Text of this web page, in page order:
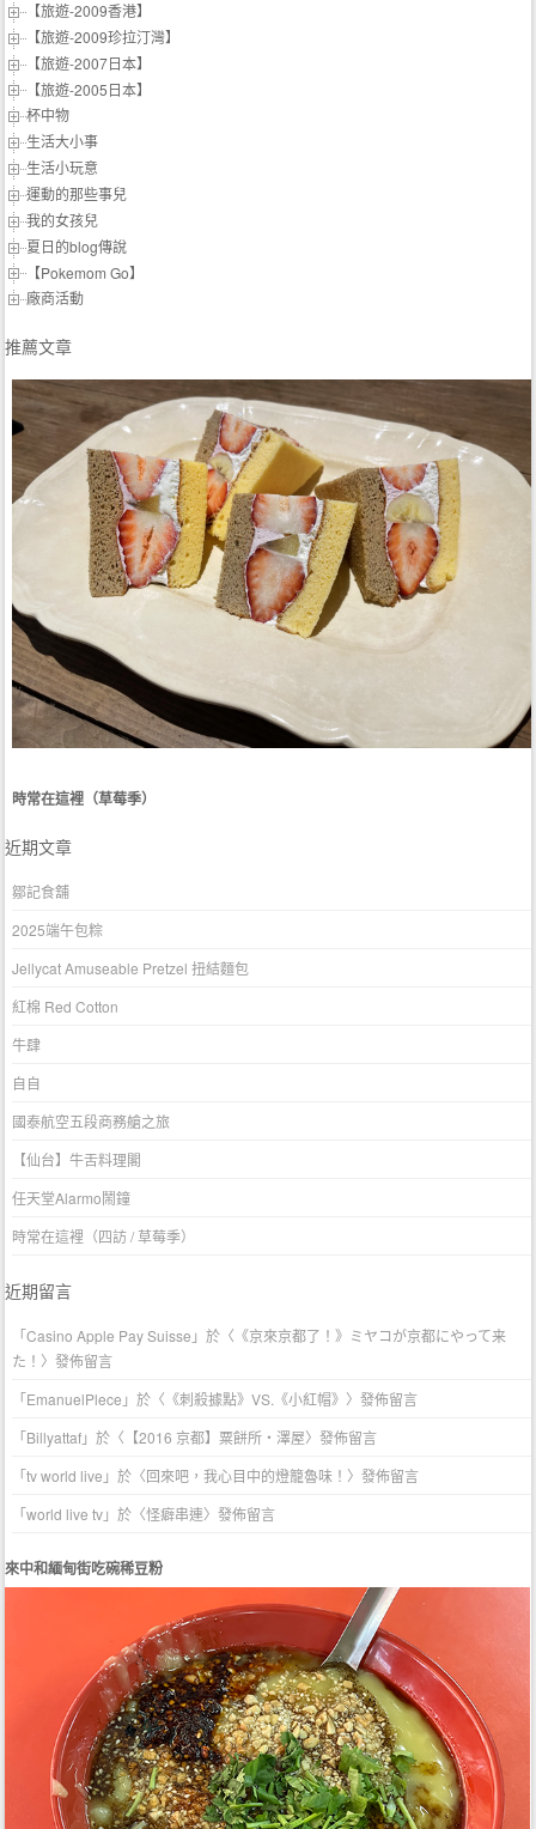
【旅遊-2009香港】
【旅遊-2009珍拉汀灣】
【旅遊-2007日本】
【旅遊-2005日本】
杯中物
生活大小事
生活小玩意
運動的那些事兒
我的女孩兒
夏日的blog傳說
【Pokemom Go】
廠商活動
推薦文章
時常在這裡（草莓季）
近期文章
鄒記食舖
2025端午包粽
Jellycat Amuseable Pretzel 扭結麵包
紅棉 Red Cotton
牛肆
自自
國泰航空五段商務艙之旅
【仙台】牛舌料理閣
任天堂Alarmo鬧鐘
時常在這裡（四訪 / 草莓季）
近期留言
「Casino Apple Pay Suisse 」於〈 《京來京都了！》ミヤコが京都にやって来
た！ 〉發佈留言
「EmanuelPlece 」於〈 《刺殺據點》VS.《小紅帽》 〉發佈留言
「Billyattaf」於〈 【2016 京都】粟餅所・澤屋〉發佈留言
「tv world live 」於〈回來吧，我心目中的燈籠魯味！ 〉發佈留言
「world live tv」於〈怪癖串連〉發佈留言
來中和緬甸街吃碗稀豆粉